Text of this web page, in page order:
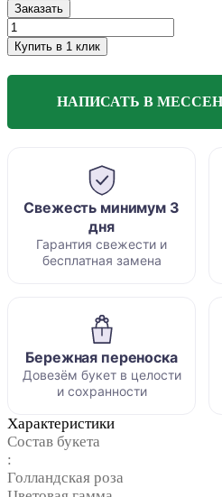
Заказать
Купить в 1 клик
НАПИСАТЬ В
Свежесть минимум 3
дня
Гарантия свежести и
бесплатная замена
Бережная переноска
Довезём букет в целости
и сохранности
Характеристики
Состав букета
:
Голландская роза